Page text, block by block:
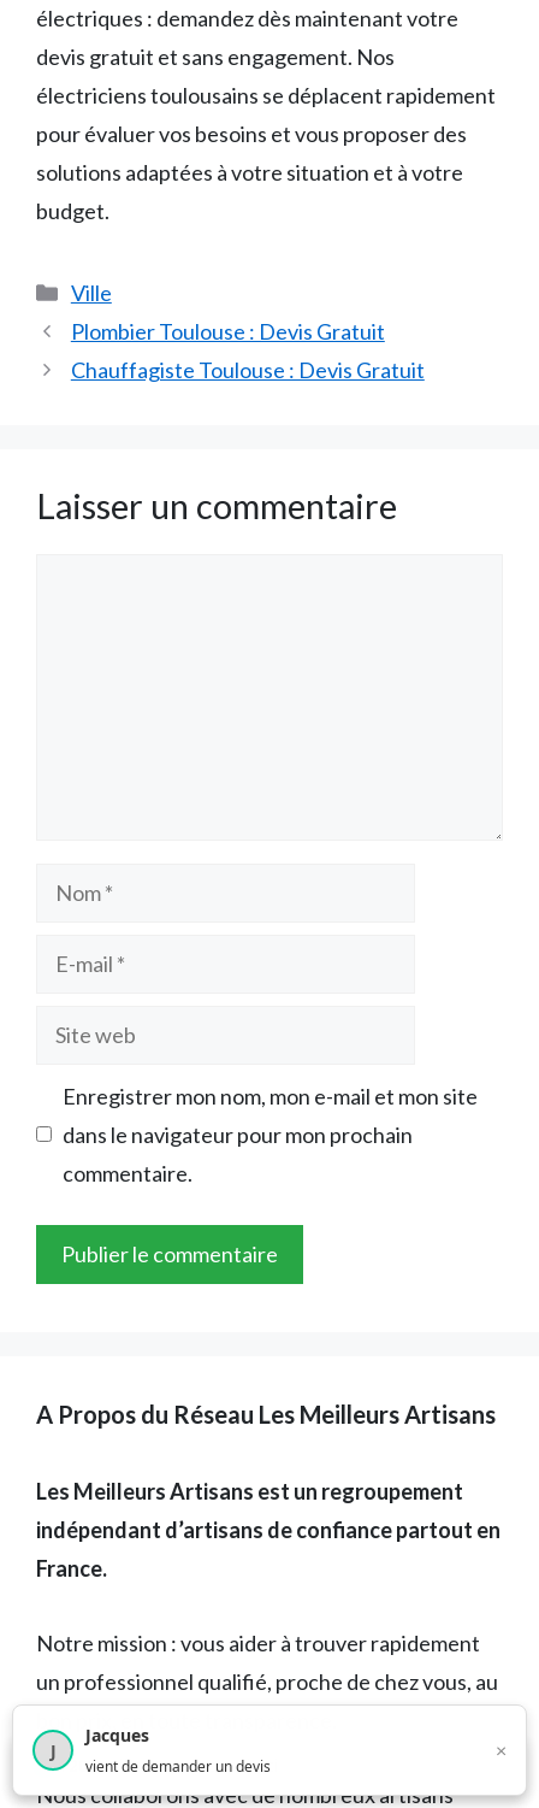
électriques : demandez dès maintenant votre
devis gratuit et sans engagement. Nos
électriciens toulousains se déplacent rapidement
pour évaluer vos besoins et vous proposer des
solutions adaptées à votre situation et à votre
budget.
Catégories
Ville
Plombier Toulouse : Devis Gratuit
Chauffagiste Toulouse : Devis Gratuit
Laisser un commentaire
Nom
Site
Enregistrer mon nom, mon e-mail et mon site
dans le navigateur pour mon prochain
commentaire.
A Propos du Réseau Les Meilleurs Artisans
Les Meilleurs Artisans est un regroupement
indépendant d’artisans de confiance partout en
France.
Notre mission : vous aider à trouver rapidement
un professionnel qualifié, proche de chez vous, au
Nous collaborons avec de nombreux artisans
4 210utilisateurs ce mois-ci
J
Jacques
vient de demander un devis
×